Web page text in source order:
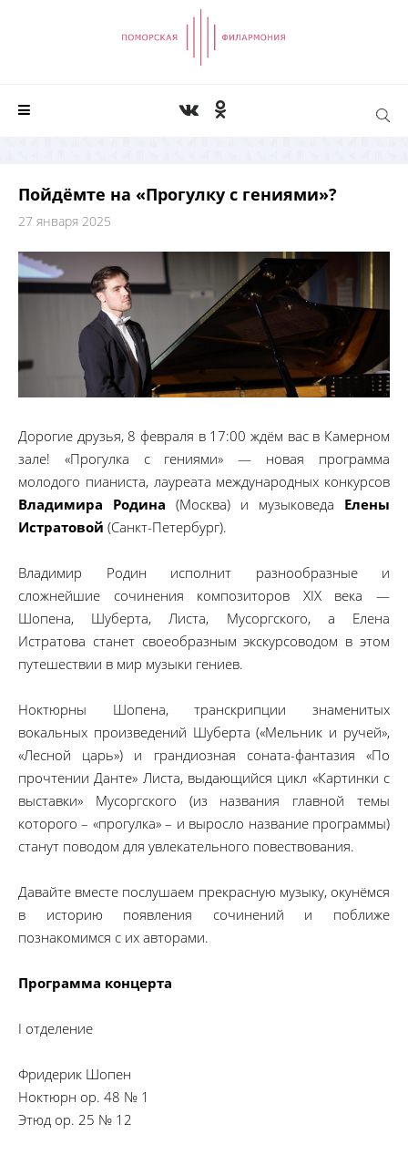
Пойдёмте на «Прогулку с гениями»?
27 января 2025
Дорогие друзья, 8 февраля в 17:00 ждём вас в Камерном
зале! «Прогулка с гениями» — новая программа
молодого пианиста, лауреата международных конкурсов
Владимира Родина (Москва) и музыковеда Елены
Истратовой (Санкт-Петербург).
Владимир Родин исполнит разнообразные и
сложнейшие сочинения композиторов XIX века —
Шопена, Шуберта, Листа, Мусоргского, а Елена
Истратова станет своеобразным экскурсоводом в этом
путешествии в мир музыки гениев.
Ноктюрны Шопена, транскрипции знаменитых
вокальных произведений Шуберта («Мельник и ручей»,
«Лесной царь») и грандиозная соната-фантазия «По
прочтении Данте» Листа, выдающийся цикл «Картинки с
выставки» Мусоргского (из названия главной темы
которого – «прогулка» – и выросло название программы)
станут поводом для увлекательного повествования.
Давайте вместе послушаем прекрасную музыку, окунёмся
в историю появления сочинений и поближе
познакомимся с их авторами.
Программа концерта
I отделение
Фридерик Шопен
Ноктюрн op. 48 № 1
Этюд op. 25 № 12